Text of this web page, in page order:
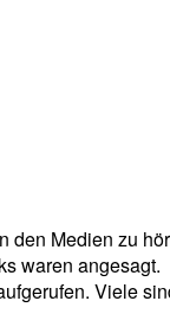
den Medien zu
waren angesagt.
Viele